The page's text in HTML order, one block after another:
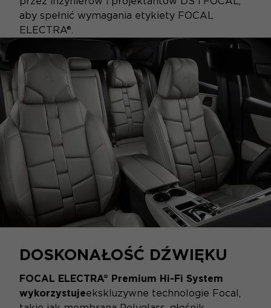
aby spełnić wymagania etykiety FOCAL
ELECTRA®.
DOSKONAŁOŚĆ DŹWIĘKU
FOCAL ELECTRA® Premium Hi-Fi System
wykorzystujeekskluzywne technologie Focal,